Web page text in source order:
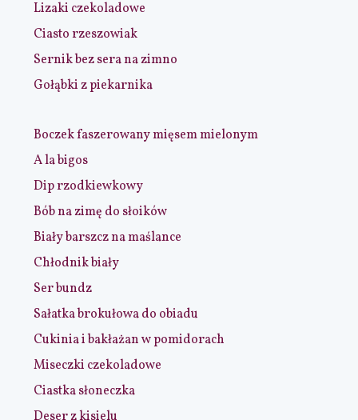
Lizaki czekoladowe
Ciasto rzeszowiak
Sernik bez sera na zimno
Gołąbki z piekarnika
Boczek faszerowany mięsem mielonym
A la bigos
Dip rzodkiewkowy
Bób na zimę do słoików
Biały barszcz na maślance
Chłodnik biały
Ser bundz
Sałatka brokułowa do obiadu
Cukinia i bakłażan w pomidorach
Miseczki czekoladowe
Ciastka słoneczka